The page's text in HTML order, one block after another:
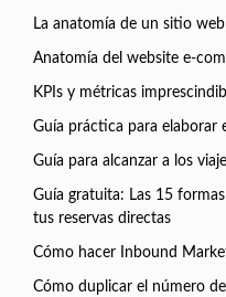
La anatomía de un sitio
Anatomía del website e-
KPIs y métricas
Guía práctica para elaborar
Guía para alcanzar a los
Guía gratuita: Las 15
tus reservas directas
Cómo hacer Inbound
Cómo duplicar el número